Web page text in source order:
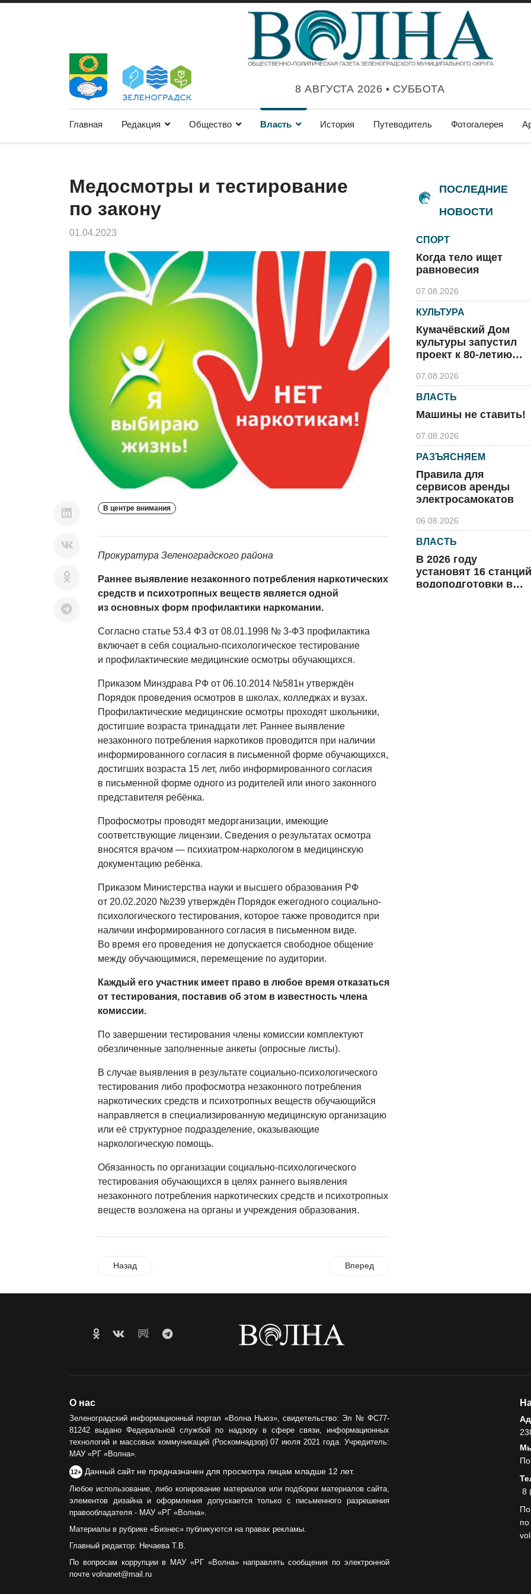
8 АВГУСТА 2026 • СУББОТА
Главная Редакция Общество Власть История Путеводитель Фотогалерея
Медосмотры и тестирование
по закону
01.04.2023
В центре внимания
Прокуратура Зеленоградского района
Раннее выявление незаконного потребления наркотических
средств и психотропных веществ является одной
из основных форм профилактики наркомании.
Согласно статье 53.4 ФЗ от 08.01.1998 № 3-ФЗ профилактика
включает в себя социально-психологическое тестирование
и профилактические медицинские осмотры обучающихся.
Приказом Минздрава РФ от 06.10.2014 №581н утверждён
Порядок проведения осмотров в школах, колледжах и вузах.
Профилактические медицинские осмотры проходят школьники,
достигшие возраста тринадцати лет. Раннее выявление
незаконного потребления наркотиков проводится при наличии
информированного согласия в письменной форме обучающихся,
достигших возраста 15 лет, либо информированного согласия
в письменной форме одного из родителей или иного законного
представителя ребёнка.
Профосмотры проводят медорганизации, имеющие
соответствующие лицензии. Сведения о результатах осмотра
вносятся врачом — психиатром-наркологом в медицинскую
документацию ребёнка.
Приказом Министерства науки и высшего образования РФ
от 20.02.2020 №239 утверждён Порядок ежегодного социально-
психологического тестирования, которое также проводится при
наличии информированного согласия в письменном виде.
Во время его проведения не допускается свободное общение
между обучающимися, перемещение по аудитории.
Каждый его участник имеет право в любое время отказаться
от тестирования, поставив об этом в известность члена
комиссии.
По завершении тестирования члены комиссии комплектуют
обезличенные заполненные анкеты (опросные листы).
В случае выявления в результате социально-психологического
тестирования либо профосмотра незаконного потребления
наркотических средств и психотропных веществ обучающийся
направляется в специализированную медицинскую организацию
или её структурное подразделение, оказывающие
наркологическую помощь.
Обязанность по организации социально-психологического
тестирования обучающихся в целях раннего выявления
незаконного потребления наркотических средств и психотропных
веществ возложена на органы и учреждения образования.
Назад Вперед
ПОСЛЕДНИЕ
НОВОСТИ
СПОРТ
Когда тело ищет
равновесия
07.08.2026
КУЛЬТУРА
Кумачёвский Дом
культуры запустил
проект к 80-летию
07.08.2026
ВЛАСТЬ
Машины не ставить!
07.08.2026
РАЗЪЯСНЯЕМ
Правила для
сервисов аренды
электросамокатов
06.08.2026
ВЛАСТЬ
В 2026 году
установят 16 станций
водоподготовки в
О нас
Зеленоградский информационный портал «Волна Ньюз», свидетельство: Эл № ФС77-
81242 выдано Федеральной службой по надзору в сфере связи, информационных
технологий и массовых коммуникаций (Роскомнадзор) 07 июля 2021 года. Учредитель:
МАУ «РГ «Волна».
12+ Данный сайт не предназначен для просмотра лицам младше 12 лет.
Любое использование, либо копирование материалов или подборки материалов сайта,
элементов дизайна и оформления допускается только с письменного разрешения
правообладателя - МАУ «РГ «Волна».
Материалы в рубрике «Бизнес» публикуются на правах рекламы.
Главный редактор: Нечаева Т.В.
По вопросам коррупции в МАУ «РГ «Волна» направлять сообщения по электронной
почте volnanet@mail.ru
8